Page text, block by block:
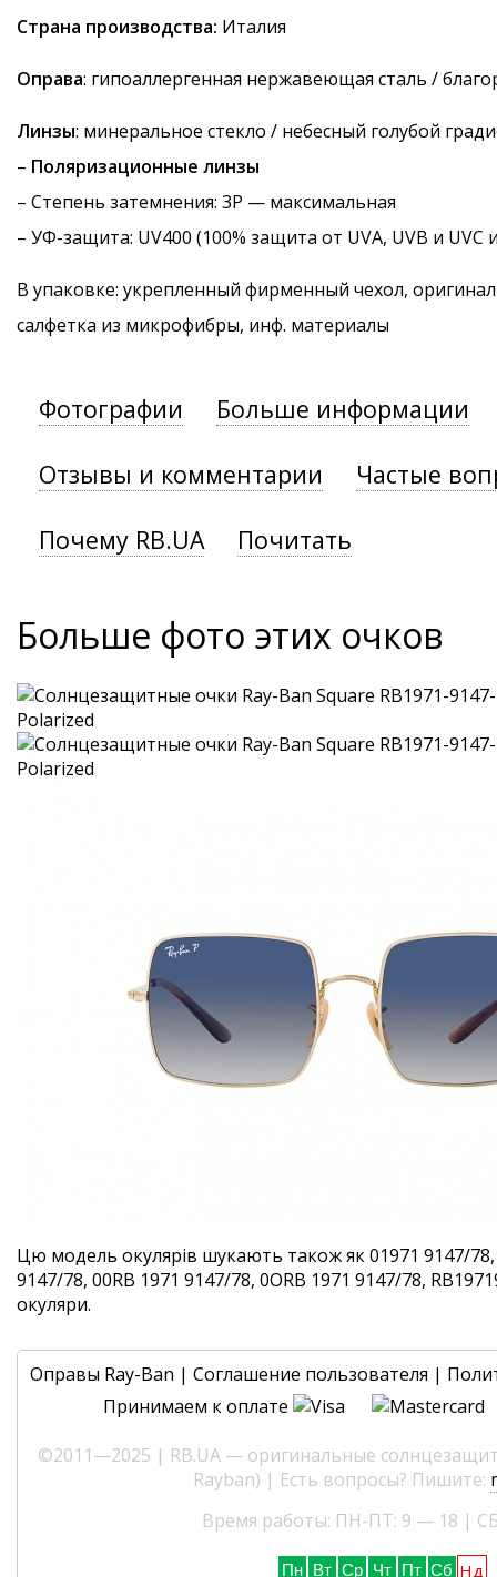
Страна производства: Италия
Оправа: гипоаллергенная нержавеющая сталь /
Линзы: минеральное стекло / небесный голубой
– Поляризационные линзы
– Степень затемнения: 3P — максимальная
– УФ-защита: UV400 (100% защита от UVA, UVB и UVC
В упаковке: укрепленный фирменный чехол,
салфетка из микрофибры, инф. материалы
Фотографии Больше информации
Отзывы и комментарии Частые
Почему RB.UA Почитать
Больше фото этих очков
Цю модель окулярів шукають також як 01971 9147/78,
9147/78, 00RB 1971 9147/78, 0ORB 1971 9147/78,
окуляри.
Оправы Ray-Ban | Соглашение пользователя |
Принимаем к оплате
©2011—2025 | RB.UA — оригинальные
Rayban) | Есть вопросы? Пишите:
Время работы: ПН-ПТ: 9 — 18 |
Пн Вт Ср Чт Пт Сб Нд